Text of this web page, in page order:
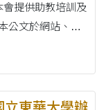
公文於網站、系